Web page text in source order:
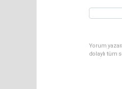
Yorum
dolaylı tüm